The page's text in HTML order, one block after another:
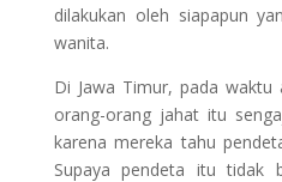
dilakukan oleh siapapun
wanita.
Di Jawa Timur, pada waktu
orang-orang jahat itu
karena mereka tahu
Supaya pendeta itu tidak